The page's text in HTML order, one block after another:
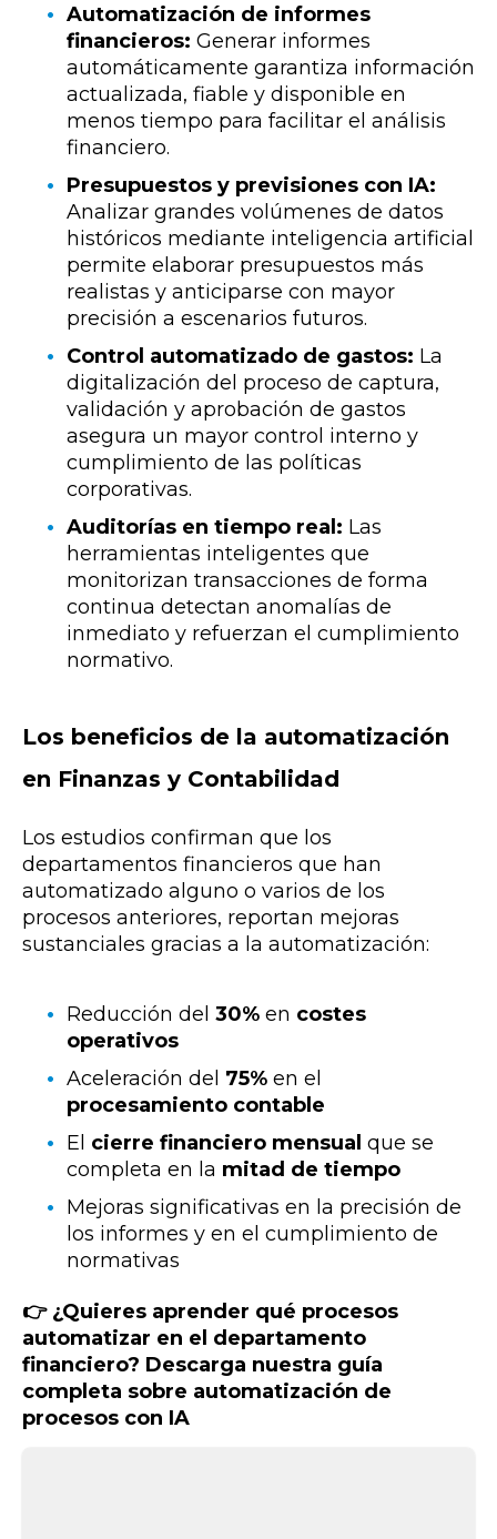
Automatización de informes
financieros: Generar informes
automáticamente garantiza información
actualizada, fiable y disponible en
menos tiempo para facilitar el análisis
financiero.
Presupuestos y previsiones con IA:
Analizar grandes volúmenes de datos
históricos mediante inteligencia artificial
permite elaborar presupuestos más
realistas y anticiparse con mayor
precisión a escenarios futuros.
Control automatizado de gastos: La
digitalización del proceso de captura,
validación y aprobación de gastos
asegura un mayor control interno y
cumplimiento de las políticas
corporativas.
Auditorías en tiempo real: Las
herramientas inteligentes que
monitorizan transacciones de forma
continua detectan anomalías de
inmediato y refuerzan el cumplimiento
normativo.
Los beneficios de la automatización
en Finanzas y Contabilidad
Los estudios confirman que los
departamentos financieros que han
automatizado alguno o varios de los
procesos anteriores, reportan mejoras
sustanciales gracias a la automatización:
Reducción del 30% en costes
operativos
Aceleración del 75% en el
procesamiento contable
El cierre financiero mensual que se
completa en la mitad de tiempo
Mejoras significativas en la precisión de
los informes y en el cumplimiento de
normativas
👉 ¿Quieres aprender qué procesos
automatizar en el departamento
financiero? Descarga nuestra guía
completa sobre automatización de
procesos con IA